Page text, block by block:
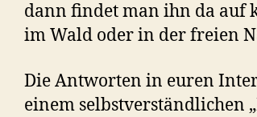
dann findet man ihn da auf
im Wald oder in der freien
Die Antworten in euren
einem selbstverständlichen